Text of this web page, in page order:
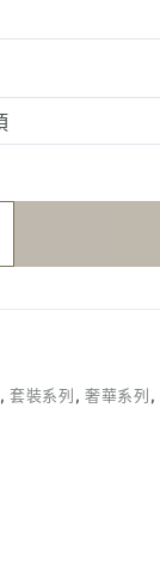
,套裝系列, 奢華系列,